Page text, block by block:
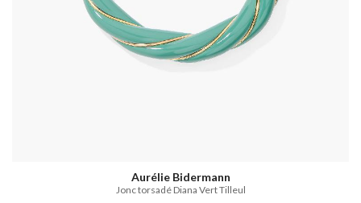
Aurélie Bidermann
Jonc torsadé Diana Vert Tilleul